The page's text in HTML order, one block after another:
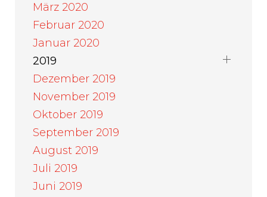
März 2020
Februar 2020
Januar 2020
2019
Dezember 2019
November 2019
Oktober 2019
September 2019
August 2019
Juli 2019
Juni 2019